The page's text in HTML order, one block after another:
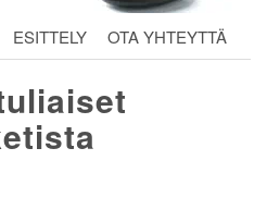
ESITTELY OTA YHTEYTTÄ